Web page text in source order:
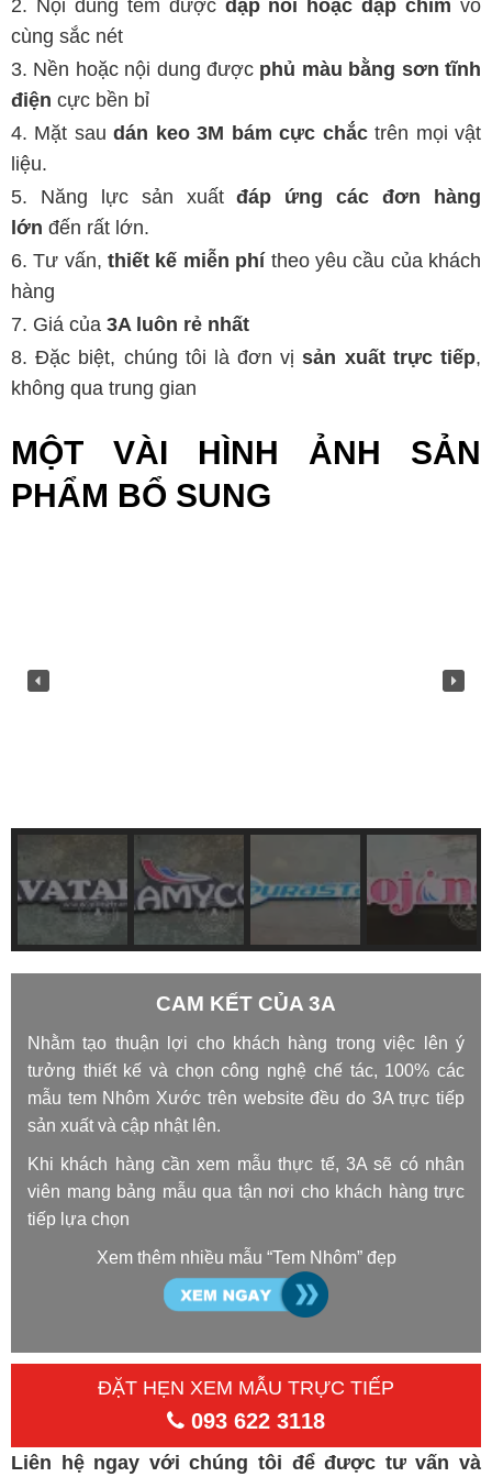
Nội dung tem được dập nổi hoặc dập chìm vô
cùng sắc nét
Nền hoặc nội dung được phủ màu bằng sơn tĩnh
điện cực bền bỉ
Mặt saudán keo 3M bám cực chắctrên mọi vật
liệu.
Năng lực sản xuấtđáp ứng các đơn hàng
lớn đến rất lớn.
Tư vấn,thiết kế miễn phí theo yêu cầu của khách
hàng
Giá của 3A luôn rẻ nhất
Đặc biệt, chúng tôi là đơn vịsản xuất trực tiếp,
không qua trung gian
MỘT VÀI HÌNH ẢNH SẢN
PHẨM BỔ SUNG
CAM KẾT CỦA 3A
Nhằm tạo thuận lợi cho khách hàng trong việc lên ý
tưởng thiết kế và chọn công nghệ chế tác, 100% các
mẫu tem Nhôm Xước trên website đều do 3A trực tiếp
sản xuất và cập nhật lên.
Khi khách hàng cần xem mẫu thực tế, 3A sẽ có nhân
viên mang bảng mẫu qua tận nơi cho khách hàng trực
tiếp lựa chọn
Xem thêm nhiều mẫu “Tem Nhôm” đẹp
ĐẶT HẸN XEM MẪU TRỰC TIẾP
093 622 3118
Liên hệ ngay với chúng tôi để được tư vấn và